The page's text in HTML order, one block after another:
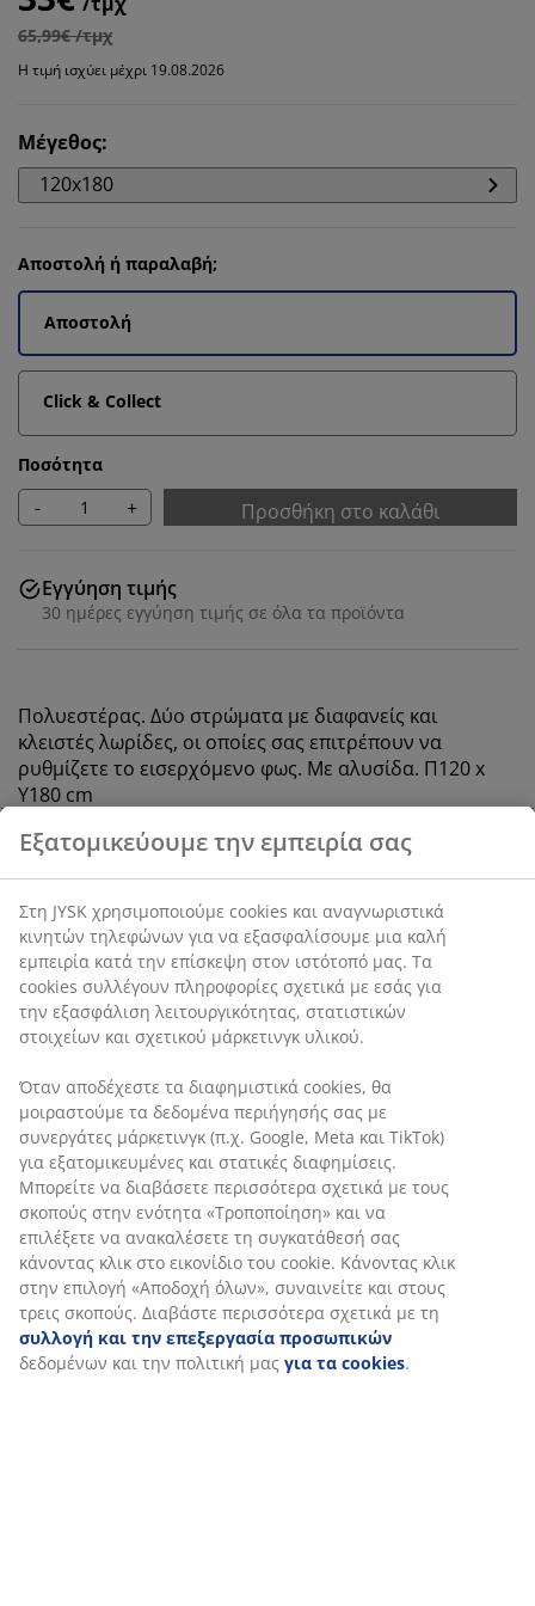
65,99€ /τμχ
Η τιμή ισχύει μέχρι 19.08.2026
Μέγεθος:
120x180
Αποστολή ή παραλαβή;
Αποστολή
Click & Collect
Ποσότητα
- + Προσθήκη στο καλάθι
Εγγύηση τιμής
30 ημέρες εγγύηση τιμής σε όλα τα προϊόντα
Πολυεστέρας. Δύο στρώματα με διαφανείς και
κλειστές λωρίδες, οι οποίες σας επιτρέπουν να
ρυθμίζετε το εισερχόμενο φως. Με αλυσίδα. Π120 x
Υ180 cm
SKU: 5532508
Οδηγίες Συναρμολόγησης
Χαρακτηριστικά προϊόντος
Αξιολογήσεις
(82)
Αποστολή
Εξατομικεύουμε την εμπειρία σας
Στη JYSK χρησιμοποιούμε cookies και αναγνωριστικά
κινητών τηλεφώνων για να εξασφαλίσουμε μια καλή
εμπειρία κατά την επίσκεψη στον ιστότοπό μας. Τα
cookies συλλέγουν πληροφορίες σχετικά με εσάς για
την εξασφάλιση λειτουργικότητας, στατιστικών
στοιχείων και σχετικού μάρκετινγκ υλικού.
Όταν αποδέχεστε τα διαφημιστικά cookies, θα
μοιραστούμε τα δεδομένα περιήγησής σας με
συνεργάτες μάρκετινγκ (π.χ. Google, Meta και TikTok)
για εξατομικευμένες και στατικές διαφημίσεις.
Μπορείτε να διαβάσετε περισσότερα σχετικά με τους
σκοπούς στην ενότητα «Τροποποίηση» και να
επιλέξετε να ανακαλέσετε τη συγκατάθεσή σας
κάνοντας κλικ στο εικονίδιο του cookie. Κάνοντας κλικ
στην επιλογή «Αποδοχή όλων», συναινείτε και στους
τρεις σκοπούς. Διαβάστε περισσότερα σχετικά με τη
συλλογή και την επεξεργασία προσωπικών
δεδομένων και την πολιτική μας για τα cookies.